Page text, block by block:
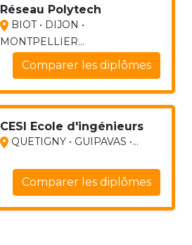
Réseau Polytech
BIOT • DIJON •
MONTPELLIER...
Comparer les diplômes
CESI Ecole d'ingénieurs
QUETIGNY • GUIPAVAS •...
Comparer les diplômes